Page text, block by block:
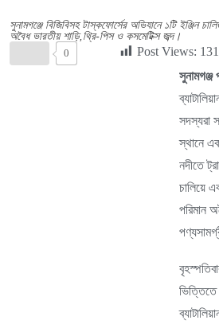
সুনামগঞ্জে বিজিবিসহ টাস্কফোর্সের অভিযানে ১টি ইঞ্জিন
অবৈধ ভারতীয় শাড়ি,থ্রি-পিস ও কসমেটিক্স জব্দ।
0 Post Views: 131
সুনামগঞ্জ
সদস্যরা
স্থানে
নদীতে
চালিয়ে
পরিমান
ভিত্তিতে